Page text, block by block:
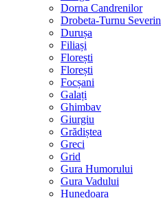
Dorna Candrenilor
Drobeta-Turnu Severin
Durușa
Filiași
Florești
Florești
Focșani
Galați
Ghimbav
Giurgiu
Grădiștea
Greci
Grid
Gura Humorului
Gura Vadului
Hunedoara